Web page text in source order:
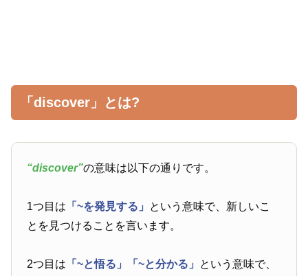
「discover」とは?
“discover”の意味は以下の通りです。
1つ目は 「~を発見する」 という意味で、新しいこ
とを見つけることを言います。
2つ目は 「~と悟る」 「~と分かる」 という意味で、